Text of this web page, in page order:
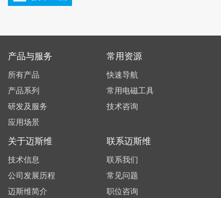
产品与服务
所有产品
产品系列
研发及服务
应用场景
常用资源
快速导航
常用电磁工具
技术咨询
关于迈斯维
技术信息
公司发展历程
迈斯维简介
联系迈斯维
联系我们
常见问题
职位咨询